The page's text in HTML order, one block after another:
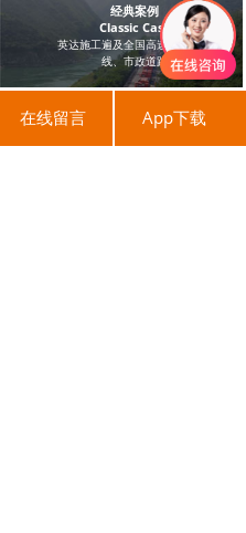
经典案例
Classic Case
英达施工遍及全国高速、国省干
线、市政道路
在线留言 App下载